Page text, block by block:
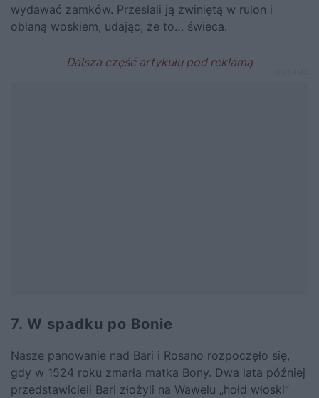
wydawać zamków. Przesłali ją zwiniętą w rulon i
oblaną woskiem, udając, że to… świeca.
7. W spadku po Bonie
Nasze panowanie nad Bari i Rosano rozpoczęło się,
gdy w 1524 roku zmarła matka Bony. Dwa lata później
przedstawicieli Bari złożyli na Wawelu „hołd włoski”